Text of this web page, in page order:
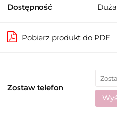
Dostępność
Pobierz produkt do PDF
Zostaw telefon